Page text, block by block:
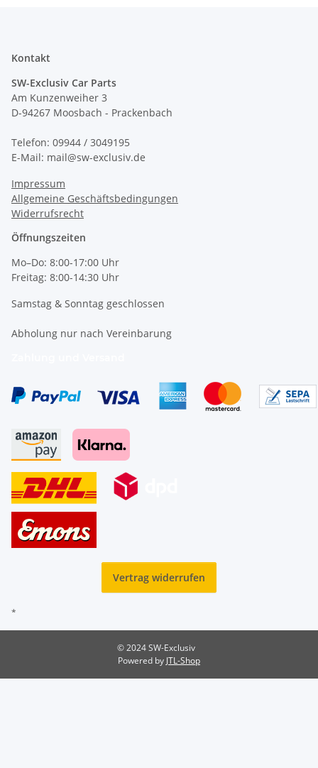
Kontakt
SW-Exclusiv Car Parts
Am Kunzenweiher 3
D-94267 Moosbach - Prackenbach
Telefon: 09944 / 3049195
E-Mail: mail@sw-exclusiv.de
Impressum
Allgemeine Geschäftsbedingungen
Widerrufsrecht
Öffnungszeiten
Mo–Do: 8:00-17:00 Uhr
Freitag: 8:00-14:30 Uhr
Samstag & Sonntag geschlossen
Abholung nur nach Vereinbarung
Vertrag widerrufen
*
© 2024 SW-Exclusiv
Powered by JTL-Shop